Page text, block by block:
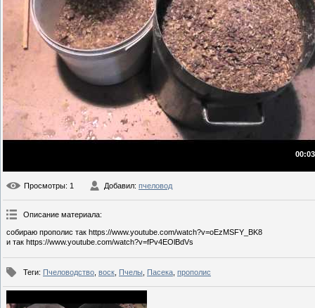
Просмотры: 1 Добавил: пчеловод
Описание материала:
собираю прополис так https://www.youtube.com/watch?v=oEzMSFY_BK8
и так https://www.youtube.com/watch?v=fPv4EOlBdVs
Теги: Пчеловодство воск Пчелы Пасека прополис